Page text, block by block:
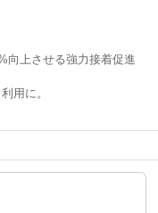
向上させる強力接着促進
用に。